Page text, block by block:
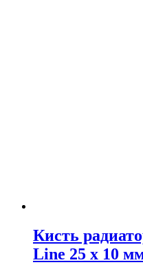
Кисть
Line 25 х 10